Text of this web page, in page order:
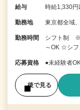
給与 時給1,330円
勤務地 東京都全域
勤務時間
シフト制 ※
～OK ☆シ
応募資格 ●未経験者
後で見る